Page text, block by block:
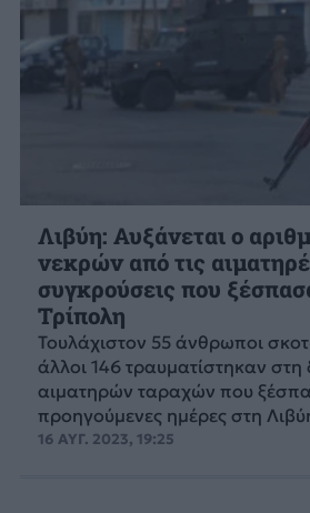
Λιβύη: Αυξάνεται ο
νεκρών από τις
συγκρούσεις που
Τρίπολη
Τουλάχιστον 55 άνθρωποι
άλλοι 146 τραυματίστηκαν στη
αιματηρών ταραχών που
προηγούμενες ημέρες στη
16 ΑΥΓ. 2023, 19:25